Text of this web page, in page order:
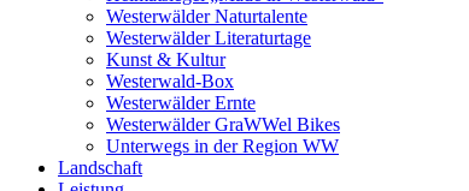
Westerwälder Naturtalente
Westerwälder Literaturtage
Kunst & Kultur
Westerwald-Box
Westerwälder Ernte
Westerwälder GraWWel Bikes
Unterwegs in der Region WW
Landschaft